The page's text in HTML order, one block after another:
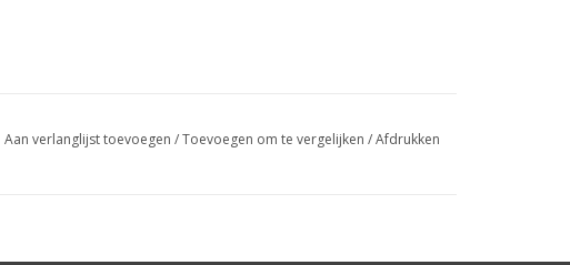
Aan verlanglijst toevoegen /Toevoegen om te vergelijken /Afdrukken